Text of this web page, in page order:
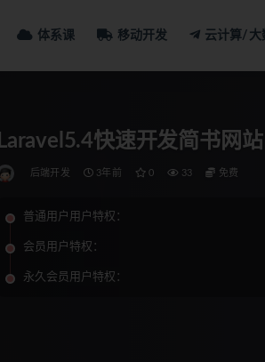
体系课 移动开发 云计算/大
Laravel5.4快速开发简书网站
后端开发 3年前 0 33 免费
普通用户用户特权：
会员用户特权：
永久会员用户特权：